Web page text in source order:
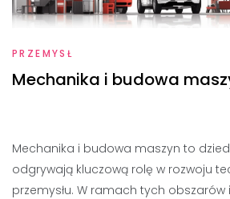
PRZEMYSŁ
Mechanika i budowa
Mechanika i budowa maszyn to
odgrywają kluczową rolę w rozwoju
przemysłu. W ramach tych obszarów